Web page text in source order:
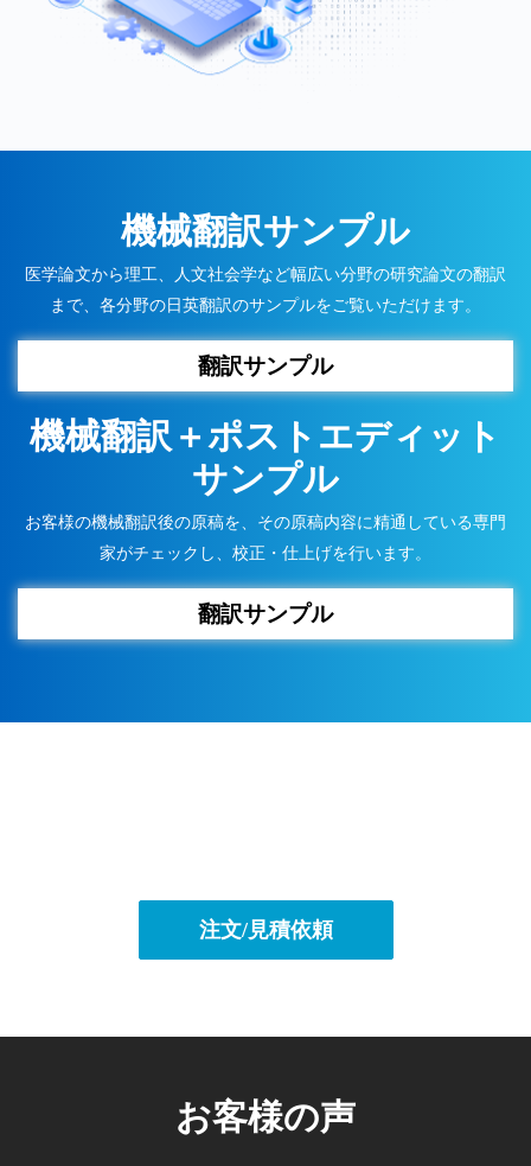
機械翻訳サンプル
医学論文から理工、人文社会学など幅広い分野の研究論文の翻訳
まで、各分野の日英翻訳のサンプルをご覧いただけます。
翻訳サンプル
機械翻訳＋ポストエディット
サンプル
お客様の機械翻訳後の原稿を、その原稿内容に精通している専門
家がチェックし、校正・仕上げを行います。
翻訳サンプル
注文/見積依頼
お客様の声